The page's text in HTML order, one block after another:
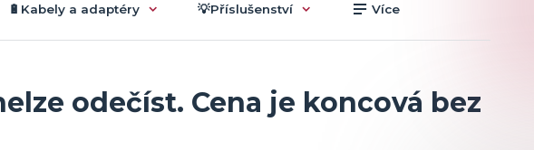
🔋Kabely a adaptéry 💡Příslušenství Více
odečíst. Cena je koncová bez